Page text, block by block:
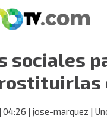
sociales
| 04:26 | jose-marquez |